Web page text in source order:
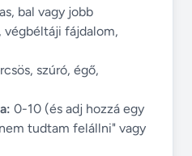
bal vagy jobb
végbéltáji fájdalom,
szúró, égő,
0-10 (és adj hozzá egy
tudtam felállni" vagy